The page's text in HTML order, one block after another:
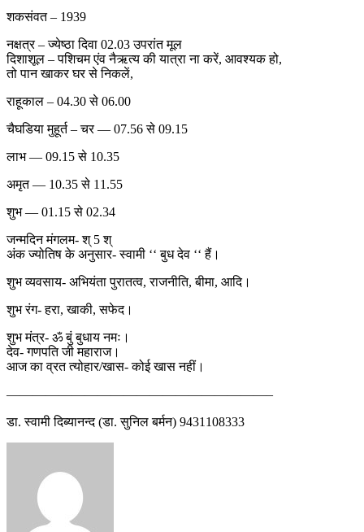
शकसंवत – 1939
नक्षत्र – ज्येष्ठा दिवा 02.03 उपरांत मूल
दिशाशूल – पशिचम एंव नैऋत्य की यात्रा ना करें, आवश्यक हो,
तो पान खाकर घर से निकलें,
राहूकाल – 04.30 से 06.00
चैघडिया मुहूर्त – चर — 07.56 से 09.15
लाभ — 09.15 से 10.35
अमृत — 10.35 से 11.55
शुभ — 01.15 से 02.34
जन्मदिन मंगलम- श् 5 श्
अंक ज्योतिष के अनुसार- स्वामी ‘‘ बुध देव ‘‘ हैं।
शुभ व्यवसाय- अभियंता पुरातत्व, राजनीति, बीमा, आदि।
शुभ रंग- हरा, खाकी, सफेद।
शुभ मंत्र- ॐ बुं बुधाय नमः।
देव- गणपति जी महाराज।
आज का व्रत त्योहार/खास- कोई खास नहीं।
————————————————————–
डा. स्वामी दिब्यानन्द (डा. सुनिल बर्मन) 9431108333